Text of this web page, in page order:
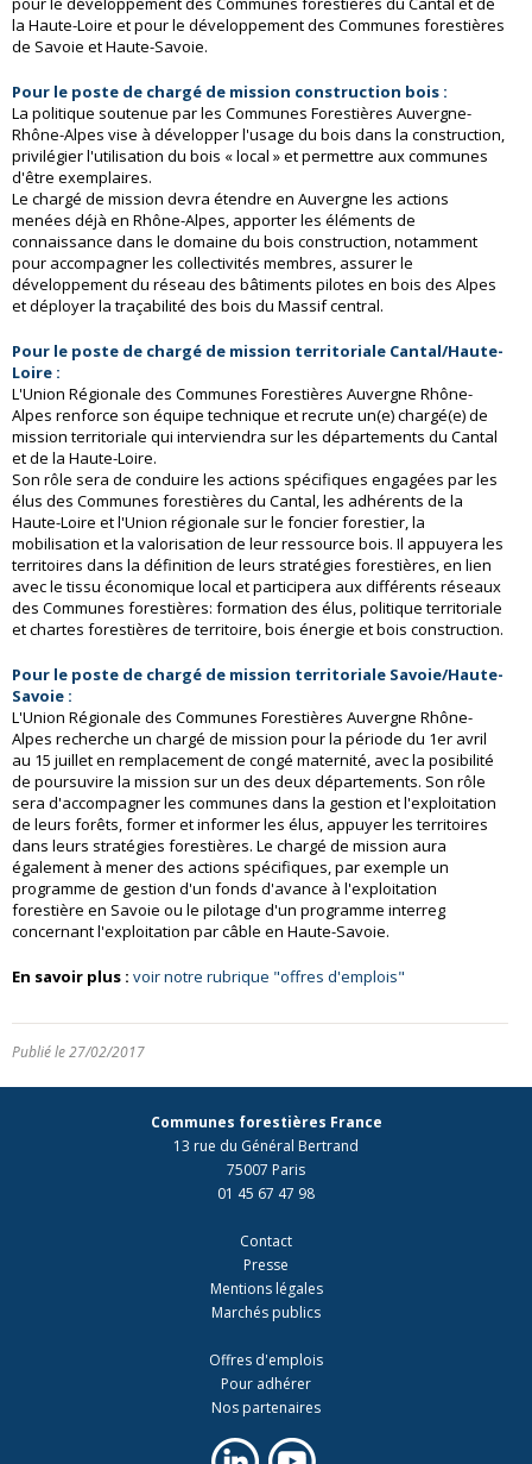
la Haute-Loire et pour le développement des Communes forestières
de Savoie et Haute-Savoie.
Pour le poste de chargé de mission construction bois :
La politique soutenue par les Communes Forestières Auvergne-
Rhône-Alpes vise à développer l'usage du bois dans la construction,
privilégier l'utilisation du bois « local » et permettre aux communes
d'être exemplaires.
Le chargé de mission devra étendre en Auvergne les actions
menées déjà en Rhône-Alpes, apporter les éléments de
connaissance dans le domaine du bois construction, notamment
pour accompagner les collectivités membres, assurer le
développement du réseau des bâtiments pilotes en bois des Alpes
et déployer la traçabilité des bois du Massif central.
Pour le poste de chargé de mission territoriale Cantal/Haute-
Loire :
L'Union Régionale des Communes Forestières Auvergne Rhône-
Alpes renforce son équipe technique et recrute un(e) chargé(e) de
mission territoriale qui interviendra sur les départements du Cantal
et de la Haute-Loire.
Son rôle sera de conduire les actions spécifiques engagées par les
élus des Communes forestières du Cantal, les adhérents de la
Haute-Loire et l'Union régionale sur le foncier forestier, la
mobilisation et la valorisation de leur ressource bois. Il appuyera les
territoires dans la définition de leurs stratégies forestières, en lien
avec le tissu économique local et participera aux différents réseaux
des Communes forestières: formation des élus, politique territoriale
et chartes forestières de territoire, bois énergie et bois construction.
Pour le poste de chargé de mission territoriale Savoie/Haute-
Savoie :
L'Union Régionale des Communes Forestières Auvergne Rhône-
Alpes recherche un chargé de mission pour la période du 1er avril
au 15 juillet en remplacement de congé maternité, avec la posibilité
de poursuvire la mission sur un des deux départements. Son rôle
sera d'accompagner les communes dans la gestion et l'exploitation
de leurs forêts, former et informer les élus, appuyer les territoires
dans leurs stratégies forestières. Le chargé de mission aura
également à mener des actions spécifiques, par exemple un
programme de gestion d'un fonds d'avance à l'exploitation
forestière en Savoie ou le pilotage d'un programme interreg
concernant l'exploitation par câble en Haute-Savoie.
En savoir plus : voir notre rubrique "offres d'emplois"
Publié le 27/02/2017
Communes forestières France
13 rue du Général Bertrand
75007 Paris
01 45 67 47 98
Contact
Presse
Mentions légales
Marchés publics
Offres d'emplois
Pour adhérer
Nos partenaires